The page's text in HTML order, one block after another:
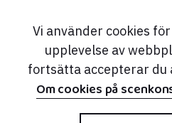
Vi använder cookies
upplevelse av
fortsätta accepterar du
Om cookies på